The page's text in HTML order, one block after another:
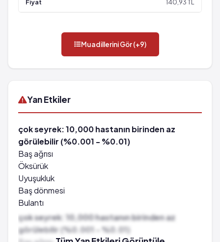
140,93 TL
Muadillerini Gör (+9)
Yan Etkiler
çok seyrek: 10,000 hastanın birinden az
görülebilir (%0.001 - %0.01)
Baş ağrısı
Öksürük
Uyuşukluk
Baş dönmesi
Bulantı
Kusma
Öğürme
Tükürük bezlerinde büyüme
çok seyrek: 10,000 hastanın birinden az
görülebilir (%0.001 - %0.01)